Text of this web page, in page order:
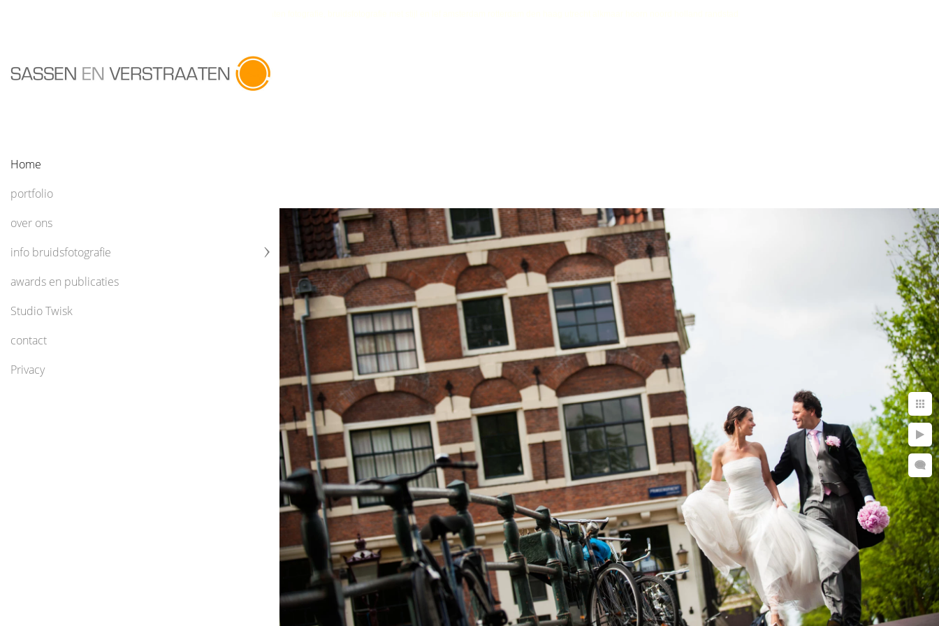
Home
portfolio
over ons
info bruidsfotografie
awards en publicaties
Studio Twisk
contact
Privacy